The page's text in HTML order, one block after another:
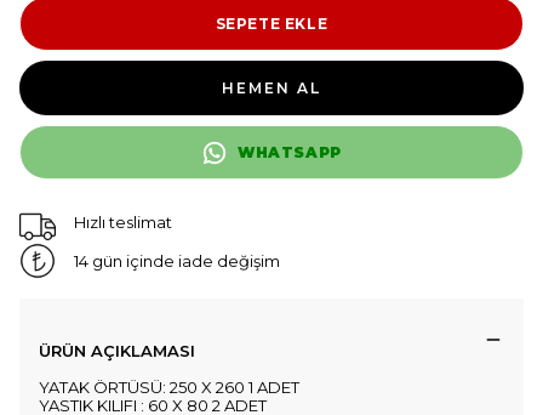
SEPETE EKLE
HEMEN AL
WHATSAPP
Hızlı teslimat
14 gün içinde iade değişim
ÜRÜN AÇIKLAMASI
YATAK ÖRTÜSÜ: 250 X 260 1 ADET
YASTIK KILIFI : 60 X 80 2 ADET